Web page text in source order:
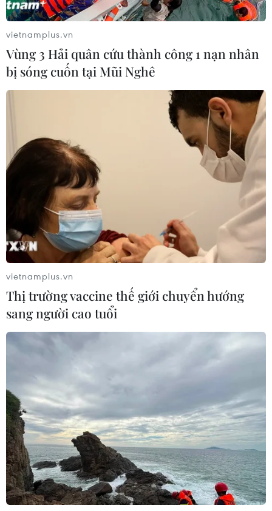
vietnamplus.vn
Vùng 3 Hải quân cứu thành công 1 nạn nhân
bị sóng cuốn tại Mũi Nghê
vietnamplus.vn
Thị trường vaccine thế giới chuyển hướng
sang người cao tuổi